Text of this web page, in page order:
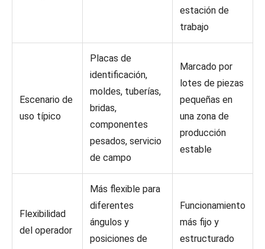
estación de
trabajo
Escenario de
uso típico
Placas de
identificación,
moldes, tuberías,
bridas,
componentes
pesados, servicio
de campo
Marcado por
lotes de piezas
pequeñas en
una zona de
producción
estable
Flexibilidad
del operador
Más flexible para
diferentes
ángulos y
posiciones de
Funcionamiento
más fijo y
estructurado